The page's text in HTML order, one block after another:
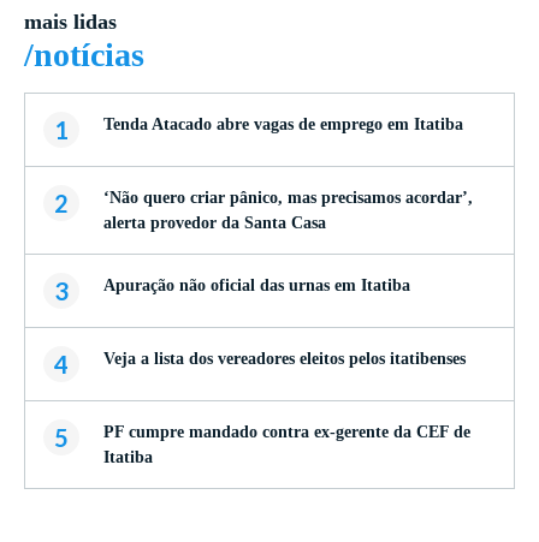
mais lidas
/notícias
1 Tenda Atacado abre vagas de emprego em Itatiba
2
‘Não quero criar pânico, mas precisamos acordar’,
alerta provedor da Santa Casa
3 Apuração não oficial das urnas em Itatiba
4 Veja a lista dos vereadores eleitos pelos itatibenses
5
PF cumpre mandado contra ex-gerente da CEF de
Itatiba